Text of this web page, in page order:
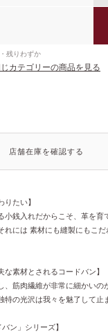
残りわずか
じカテゴリーの商品を見る
店舗在庫を確認する
りたい】
小銭入れだからこそ、革を育
れには 素材にも縫製にもこ
な素材とされるコードバン】
、筋肉繊維が非常に細かいの
特の光沢は我々を魅了して止
ン」シリーズ】